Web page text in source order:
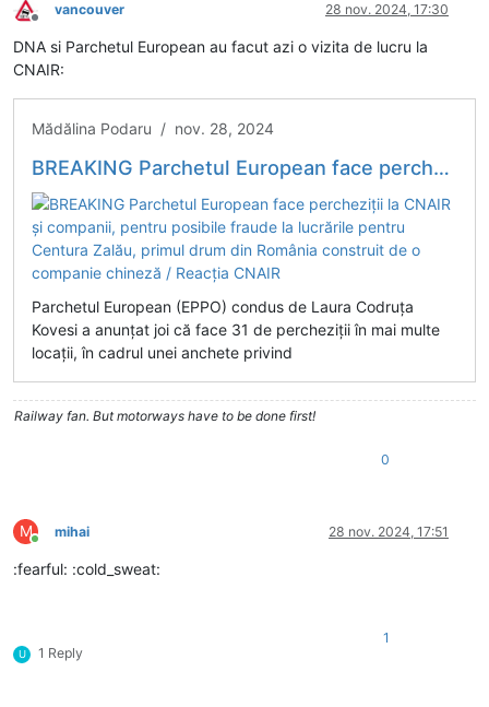
Deconectat
vancouver 28 nov. 2024, 17:30
DNA si Parchetul European au facut azi o vizita de lucru la
CNAIR:
Mădălina Podaru / nov. 28, 2024
BREAKING Parchetul European face percheziții la CNAIR și companii, pentru posibile fraude la lucrările pentru Centura Zalău, primul drum din România construit de o companie chineză / Reacția CNAIR
Parchetul European (EPPO) condus de Laura Codruța
Kovesi a anunțat joi că face 31 de percheziții în mai multe
locații, în cadrul unei anchete privind
Railway fan. But motorways have to be done first!
0
M
Conectat
mihai 28 nov. 2024, 17:51
:fearful: :cold_sweat:
U 1 Reply
1